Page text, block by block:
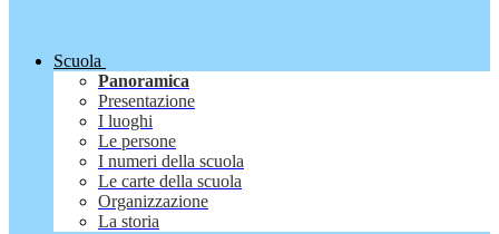
Scuola
Panoramica
Presentazione
I luoghi
Le persone
I numeri della scuola
Le carte della scuola
Organizzazione
La storia